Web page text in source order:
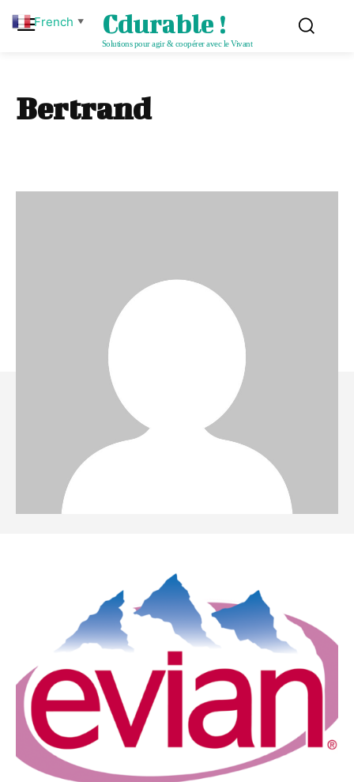
Cdurable !
Solutions pour agir & coopérer avec le Vivant
Bertrand
French ▼